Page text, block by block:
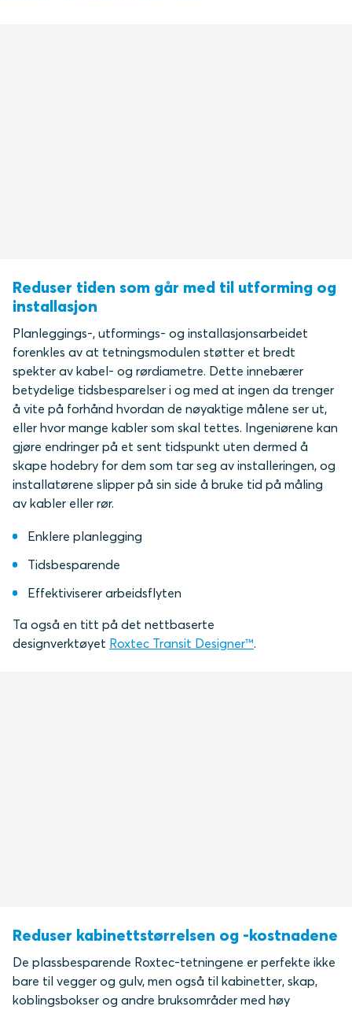
Reduser tiden som går med til utforming og
installasjon
Planleggings-, utformings- og installasjonsarbeidet
forenkles av at tetningsmodulen støtter et bredt
spekter av kabel- og rørdiametre. Dette innebærer
betydelige tidsbesparelser i og med at ingen da trenger
å vite på forhånd hvordan de nøyaktige målene ser ut,
eller hvor mange kabler som skal tettes. Ingeniørene kan
gjøre endringer på et sent tidspunkt uten dermed å
skape hodebry for dem som tar seg av installeringen, og
installatørene slipper på sin side å bruke tid på måling
av kabler eller rør.
Enklere planlegging
Tidsbesparende
Effektiviserer arbeidsflyten
Ta også en titt på det nettbaserte
designverktøyet Roxtec Transit Designer™.
Reduser kabinettstørrelsen og -kostnadene
De plassbesparende Roxtec-tetningene er perfekte ikke
bare til vegger og gulv, men også til kabinetter, skap,
koblingsbokser og andre bruksområder med høy